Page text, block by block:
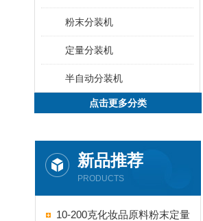
粉末分装机
定量分装机
半自动分装机
点击更多分类
新品推荐
PRODUCTS
10-200克化妆品原料粉末定量